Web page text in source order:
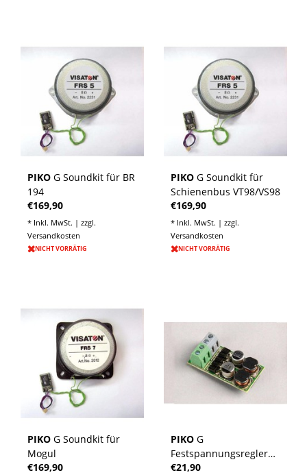
PIKO G Soundkit für BR
194
€169,90
* Inkl. MwSt. | zzgl.
Versandkosten
NICHT VORRÄTIG
PIKO G Soundkit für
Schienenbus VT98/VS98
€169,90
* Inkl. MwSt. | zzgl.
Versandkosten
NICHT VORRÄTIG
PIKO G Soundkit für
Mogul
€169,90
PIKO G
Festspannungsregler
für Dampfgenerator 5V
€21,90